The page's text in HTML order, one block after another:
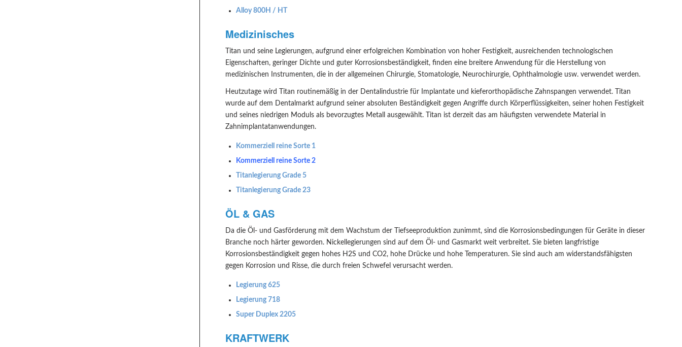
Alloy 800H / HT
Medizinisches
Titan und seine Legierungen, aufgrund einer erfolgreichen Kombination von hoher Festigkeit, ausreichenden technologischen
Eigenschaften, geringer Dichte und guter Korrosionsbeständigkeit, finden eine breitere Anwendung für die Herstellung von
medizinischen Instrumenten, die in der allgemeinen Chirurgie, Stomatologie, Neurochirurgie, Ophthalmologie usw. verwendet werden.
Heutzutage wird Titan routinemäßig in der Dentalindustrie für Implantate und kieferorthopädische Zahnspangen verwendet. Titan
wurde auf dem Dentalmarkt aufgrund seiner absoluten Beständigkeit gegen Angriffe durch Körperflüssigkeiten, seiner hohen Festigkeit
und seines niedrigen Moduls als bevorzugtes Metall ausgewählt. Titan ist derzeit das am häufigsten verwendete Material in
Zahnimplantatanwendungen.
Kommerziell reine Sorte 1
Kommerziell reine Sorte 2
Titanlegierung Grade 5
Titanlegierung Grade 23
ÖL & GAS
Da die Öl- und Gasförderung mit dem Wachstum der Tiefseeproduktion zunimmt, sind die Korrosionsbedingungen für Geräte in dieser
Branche noch härter geworden. Nickellegierungen sind auf dem Öl- und Gasmarkt weit verbreitet. Sie bieten langfristige
Korrosionsbeständigkeit gegen hohes H2S und CO2, hohe Drücke und hohe Temperaturen. Sie sind auch am widerstandsfähigsten
gegen Korrosion und Risse, die durch freien Schwefel verursacht werden.
Legierung 625
Legierung 718
Super Duplex 2205
KRAFTWERK